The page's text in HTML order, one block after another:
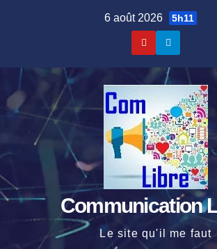
6 août 2026 5h11
Communication
Le site qu'il me faut